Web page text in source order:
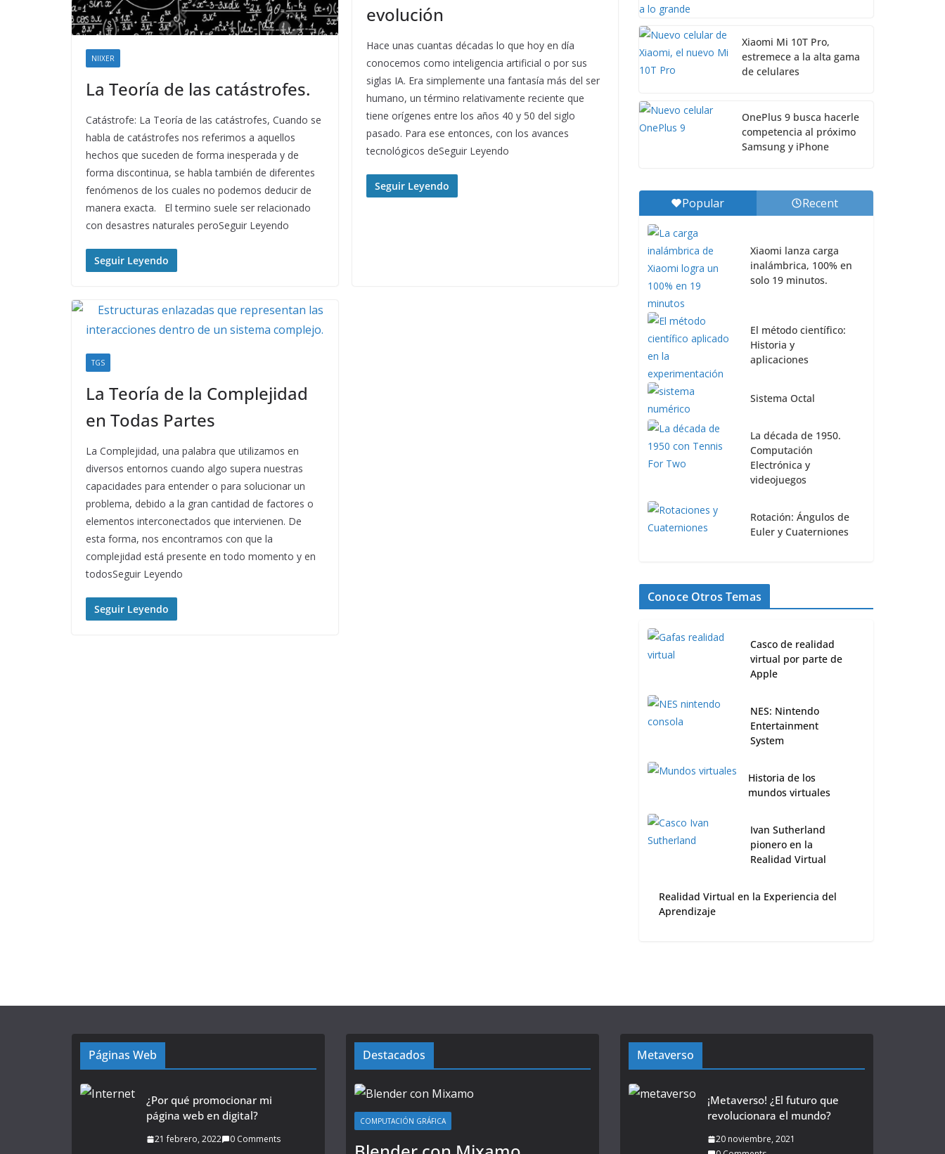
NIIXER
La Teoría de las catástrofes.
Catástrofe: La Teoría de las catástrofes, Cuando se
habla de catástrofes nos referimos a aquellos
hechos que suceden de forma inesperada y de
forma discontinua, se habla también de diferentes
fenómenos de los cuales no podemos deducir de
manera exacta. El termino suele ser relacionado
con desastres naturales peroSeguir Leyendo
Seguir Leyendo
evolución
Hace unas cuantas décadas lo que hoy en día
conocemos como inteligencia artificial o por sus
siglas IA. Era simplemente una fantasía más del ser
humano, un término relativamente reciente que
tiene orígenes entre los años 40 y 50 del siglo
pasado. Para ese entonces, con los avances
tecnológicos deSeguir Leyendo
Seguir Leyendo
TGS
La Teoría de la Complejidad
en Todas Partes
La Complejidad, una palabra que utilizamos en
diversos entornos cuando algo supera nuestras
capacidades para entender o para solucionar un
problema, debido a la gran cantidad de factores o
elementos interconectados que intervienen. De
esta forma, nos encontramos con que la
complejidad está presente en todo momento y en
todosSeguir Leyendo
Seguir Leyendo
Xiaomi Mi 10T Pro,
estremece a la alta gama
de celulares
OnePlus 9 busca hacerle
competencia al próximo
Samsung y iPhone
Popular Recent
Xiaomi lanza carga
inalámbrica, 100% en
solo 19 minutos.
El método científico:
Historia y
aplicaciones
Sistema Octal
La década de 1950.
Computación
Electrónica y
videojuegos
Rotación: Ángulos de
Euler y Cuaterniones
Conoce Otros Temas
Casco de realidad
virtual por parte de
Apple
NES: Nintendo
Entertainment
System
Historia de los
mundos virtuales
Ivan Sutherland
pionero en la
Realidad Virtual
Realidad Virtual en la Experiencia del
Aprendizaje
Páginas Web
¿Por qué promocionar mi
página web en digital?
21 febrero, 2022 0 Comments
Destacados
COMPUTACIÓN GRÁFICA
Metaverso
¡Metaverso! ¿El futuro que
revolucionara el mundo?
20 noviembre, 2021